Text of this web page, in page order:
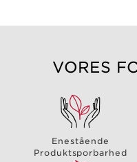
VORES
Enestående
Produktsporbarhed